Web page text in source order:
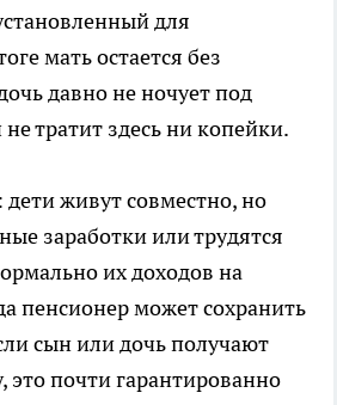
для
мать остается без
давно не ночует под
тратит здесь ни копейки.
живут совместно, но
заработки или трудятся
их доходов на
пенсионер может сохранить
сын или дочь получают
это почти гарантированно